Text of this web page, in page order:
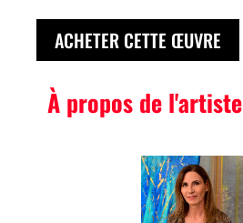
ACHETER CETTE ŒUVRE
À propos de l'artiste